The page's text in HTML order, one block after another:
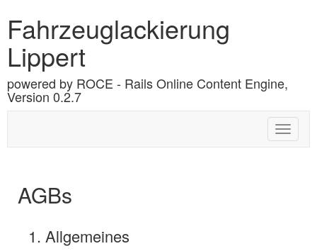
Fahrzeuglackierung
Lippert
powered by ROCE - Rails Online Content Engine,
Version 0.2.7
Toggle
AGBs
1. Allgemeines